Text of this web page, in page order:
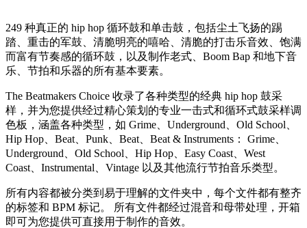
249 种真正的 hip hop 循环鼓和单击鼓，包括尘土飞扬的踢
踏、重击的军鼓、清脆明亮的嘻哈、清脆的打击乐音效、饱满
而富有节奏感的循环鼓，以及制作老式、Boom Bap 和地下音
乐、节拍和乐器的所有基本要素。
The Beatmakers Choice 收录了各种类型的经典 hip hop 鼓采
样，并为您提供经过精心策划的专业一击式和循环式鼓采样调
色板，涵盖各种类型，如 Grime、Underground、Old School、
Hip Hop、Beat、Punk、Beat、Beat & Instruments： Grime、
Underground、Old School、Hip Hop、Easy Coast、West
Coast、Instrumental、Vintage 以及其他流行节拍音乐类型。
所有内容都被分类到易于理解的文件夹中，每个文件都有整齐
的标签和 BPM 标记。 所有文件都经过混音和母带处理，开箱
即可为您提供可直接用于制作的音效。